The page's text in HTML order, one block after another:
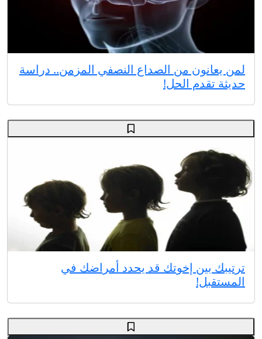
لمن يعانون من الصداع النصفي المزمن.. دراسة
حديثة تقدم الحل!
ترتيبك بين إخوتك قد يحدد أمراضك في
المستقبل!